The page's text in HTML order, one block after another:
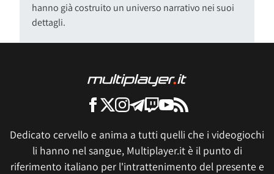
hanno già costruito un universo narrativo nei suoi
dettagli.
Dedicato cervello e anima a tutti quelli che i videogiochi
li hanno nel sangue, Multiplayer.it è il punto di
riferimento italiano per l'intrattenimento del presente e